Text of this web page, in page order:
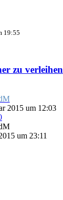
19:55
zu verleihen
2015 um 12:03
um 23:11